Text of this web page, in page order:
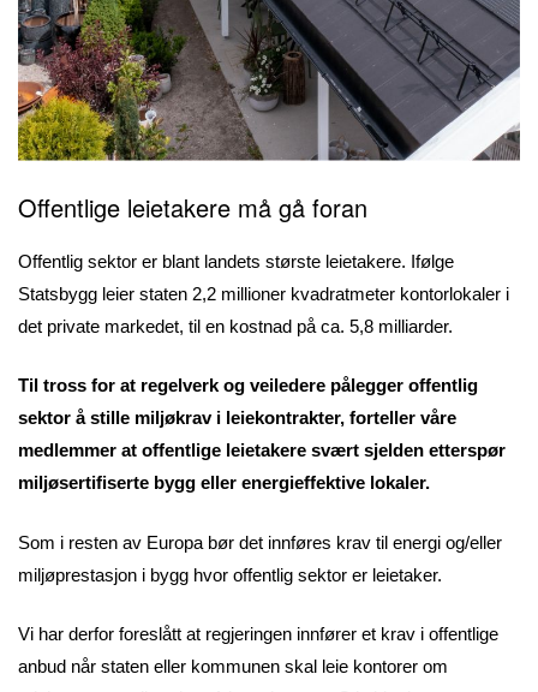
Offentlige leietakere må gå foran
Offentlig sektor er blant landets største leietakere. Ifølge
Statsbygg leier staten 2,2 millioner kvadratmeter kontorlokaler i
det private markedet, til en kostnad på ca. 5,8 milliarder.
Til tross for at regelverk og veiledere pålegger offentlig
sektor å stille miljøkrav i leiekontrakter, forteller våre
medlemmer at offentlige leietakere svært sjelden etterspør
miljøsertifiserte bygg eller energieffektive lokaler.
Som i resten av Europa bør det innføres krav til energi og/eller
miljøprestasjon i bygg hvor offentlig sektor er leietaker.
Vi har derfor foreslått at regjeringen innfører et krav i offentlige
anbud når staten eller kommunen skal leie kontorer om